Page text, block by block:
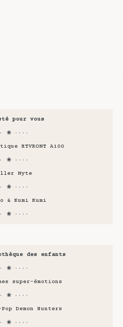
pour vous
❀ ····
HTVRONT A100
❀ ····
Nyte
❀ ····
& Kumi Kumi
❀ ····
des enfants
❀ ····
super-émotions
❀ ····
Demon Hunters
❀ ····